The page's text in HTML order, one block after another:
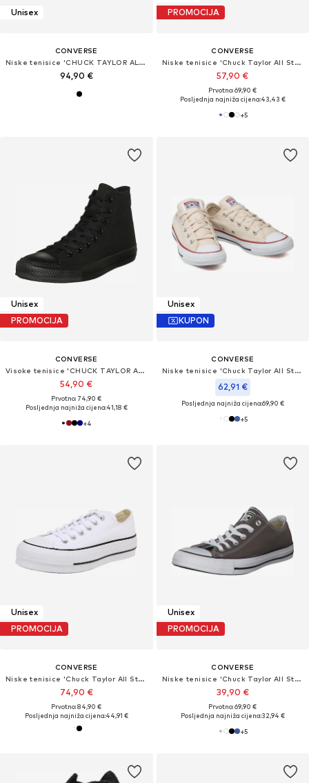
Unisex
CONVERSE
Niske tenisice 'CHUCK TAYLOR ALL STAR'
94,90 €
PROMOCIJA
CONVERSE
Niske tenisice 'Chuck Taylor All Star Classic'
57,90 €
Prvotno: 69,90 €
Posljednja najniža cijena:43,43 €
+5
Unisex
PROMOCIJA
CONVERSE
Visoke tenisice 'CHUCK TAYLOR ALL STAR CLASSIC'
54,90 €
Prvotno: 74,90 €
Posljednja najniža cijena:41,18 €
+4
Unisex
KUPON
CONVERSE
Niske tenisice 'Chuck Taylor All Star Classic'
62,91 €
Posljednja najniža cijena:69,90 €
+5
Unisex
PROMOCIJA
CONVERSE
Niske tenisice 'Chuck Taylor All Star Lift'
74,90 €
Prvotno: 84,90 €
Posljednja najniža cijena:44,91 €
Unisex
PROMOCIJA
CONVERSE
Niske tenisice 'Chuck Taylor All Star'
39,90 €
Prvotno: 69,90 €
Posljednja najniža cijena:32,94 €
+5